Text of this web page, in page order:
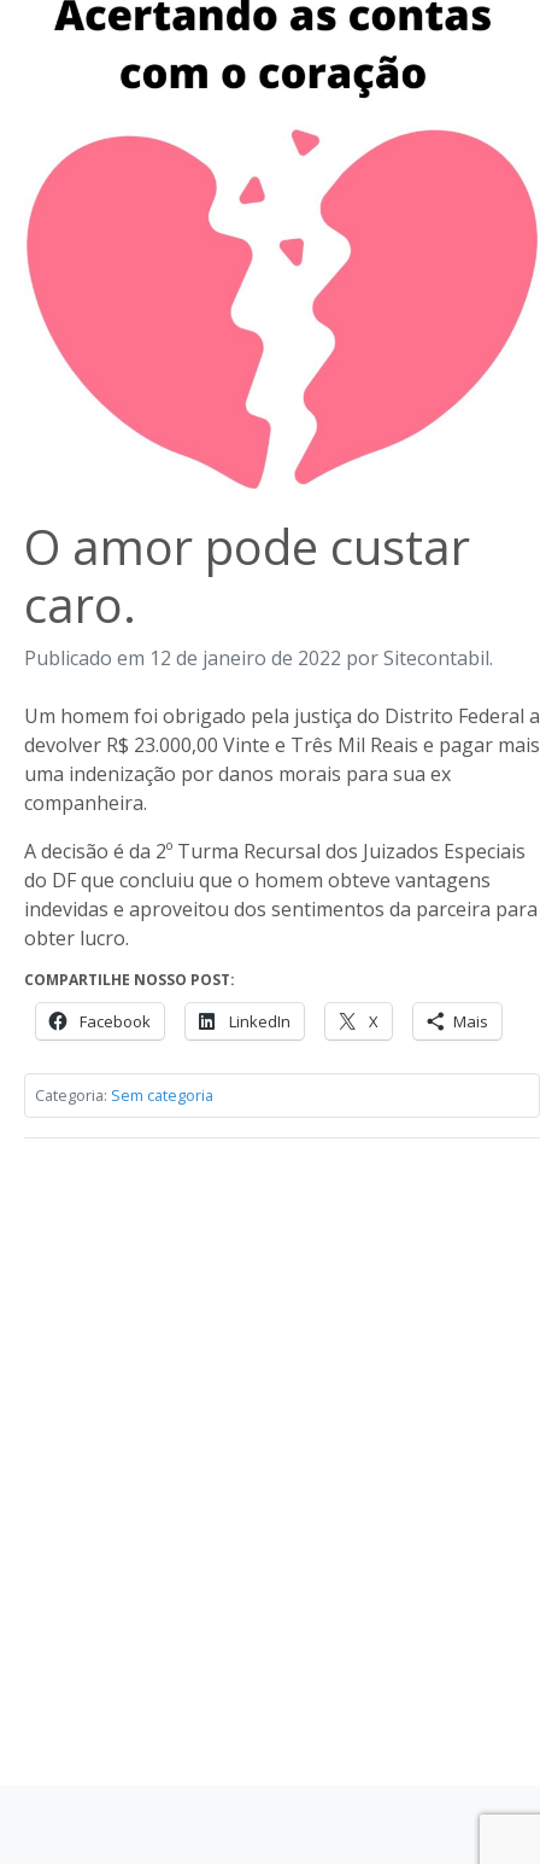
O amor pode custar
caro.
Publicado em 12 de janeiro de 2022 por Sitecontabil.
Um homem foi obrigado pela justiça do Distrito Federal a
devolver R$ 23.000,00 Vinte e Três Mil Reais e pagar mais
uma indenização por danos morais para sua ex
companheira.
A decisão é da 2º Turma Recursal dos Juizados Especiais
do DF que concluiu que o homem obteve vantagens
indevidas e aproveitou dos sentimentos da parceira para
obter lucro.
COMPARTILHE NOSSO POST:
Facebook LinkedIn X Mais
Categoria: Sem categoria